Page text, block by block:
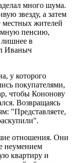
много шума.
звезду, а затем
местных жителей
пенсию,
лишнее в
Иваныч
у которого
покупателями,
чтобы Кононову
Возвращаясь
"Представляете,
отношения. Они
неумением
квартиру и